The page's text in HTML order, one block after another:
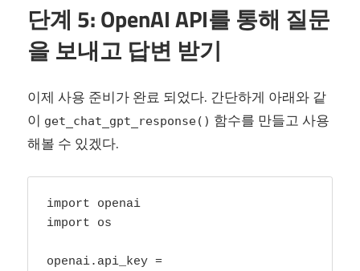
단계 5: OpenAI API를 통해 질문
을 보내고 답변 받기
이제 사용 준비가 완료 되었다. 간단하게 아래와 같
이 get_chat_gpt_response() 함수를 만들고 사용
해볼 수 있겠다.
import openai
import os
openai.api_key =